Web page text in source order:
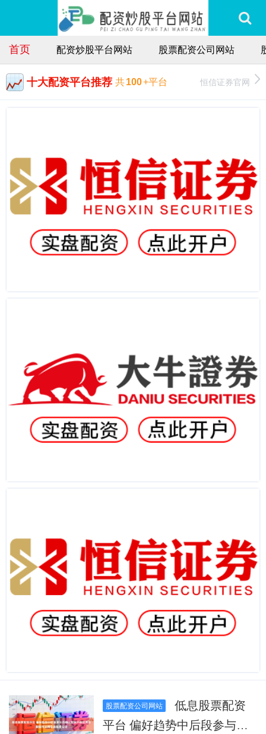
首页 配资炒股平台网站 股票配资公司网站
十大配资平台推荐 共100+平台 恒信证券官网
股票配资公司网站
低息股票配资
平台 偏好趋势中后段参与的